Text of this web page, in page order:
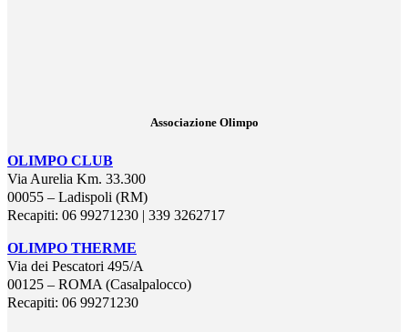
Associazione Olimpo
OLIMPO CLUB
Via Aurelia Km. 33.300
00055 – Ladispoli (RM)
Recapiti: 06 99271230 | 339 3262717
OLIMPO THERME
Via dei Pescatori 495/A
00125 – ROMA (Casalpalocco)
Recapiti: 06 99271230